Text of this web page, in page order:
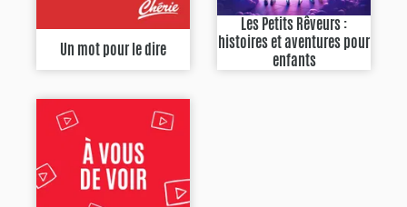
Un mot pour le dire
Les Petits Rêveurs :
histoires et aventures pour
enfants